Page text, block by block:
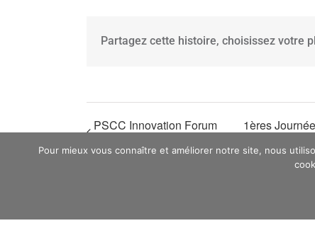
Partagez cette histoire, choisissez votre
PSCC Innovation Forum
1ères
Pour mieux vous connaître et améliorer notre site, nous